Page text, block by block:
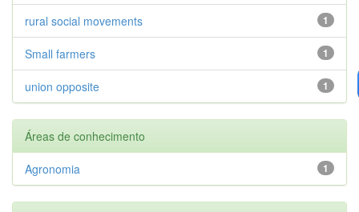
1
rural social movements
1
Small farmers
1
union opposite
Áreas de conhecimento
1
Agronomia